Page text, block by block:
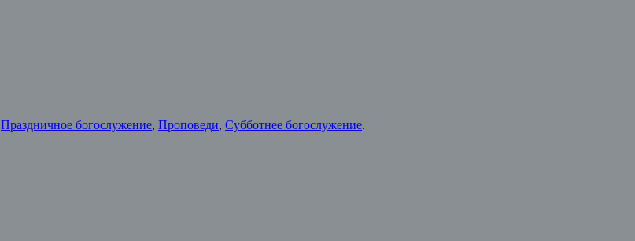
Праздничное богослужение, Проповеди, Субботнее богослужение.